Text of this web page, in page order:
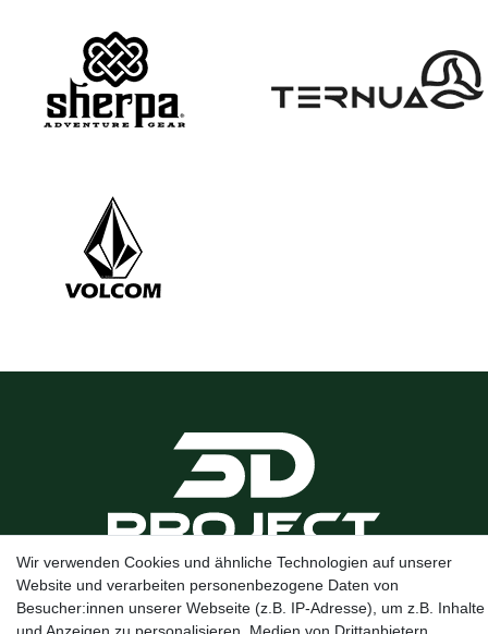
Kanalstraße 5, 95444 Bayreuth·0921 / 50753020· info@3dproject-
bayreuth.de
Wir verwenden Cookies und ähnliche Technologien auf unserer
Website und verarbeiten personenbezogene Daten von
Besucher:innen unserer Webseite (z.B. IP-Adresse), um z.B. Inhalte